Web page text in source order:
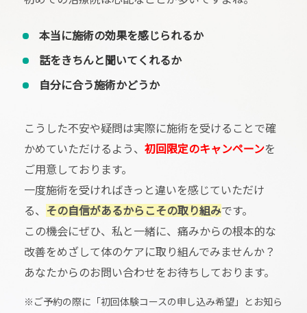
本当に施術の効果を感じられるか
話をきちんと聞いてくれるか
自分に合う施術かどうか
こうした不安や疑問は実際に施術を受けることで確
かめていただけるよう、 初回限定のキャンペーンを
ご用意しております。
一度施術を受ければきっと違いを感じていただけ
る、
その自信があるからこその取り組みです。
この機会にぜひ、私と一緒に、痛みからの根本的な
改善をめざして体のケアに取り組んでみませんか？
あなたからのお問い合わせをお待ちしております。
※ご予約の際に「初回体験コースの申し込み希望」とお知ら